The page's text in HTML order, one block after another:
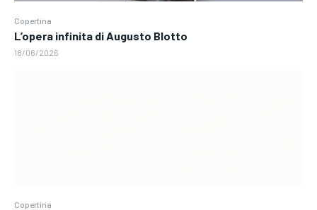
Copertina
L’opera infinita di Augusto Blotto
18/06/2026
Copertina